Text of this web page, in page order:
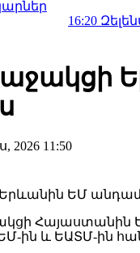
Զելենսկին
2026 11:50
ին և ԵԱՏՄ-ին